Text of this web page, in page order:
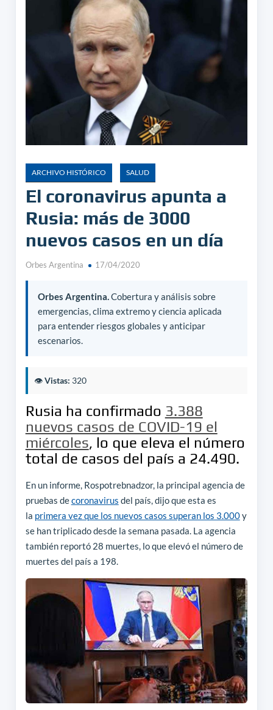
ARCHIVO HISTÓRICO SALUD
El coronavirus apunta a
Rusia: más de 3000
nuevos casos en un día
Orbes Argentina 17/04/2020
Orbes Argentina.Cobertura y análisis sobre
emergencias, clima extremo y ciencia aplicada
para entender riesgos globales y anticipar
escenarios.
👁️Vistas: 320
Rusia ha confirmado 3.388
nuevos casos de COVID-19 el
miércoles, lo que eleva el número
total de casos del país a 24.490.
En un informe, Rospotrebnadzor, la principal agencia de
pruebas decoronavirus del país, dijo que esta es
la primera vez que los nuevos casos superan los 3.000y
se han triplicado desde la semana pasada. La agencia
también reportó 28 muertes, lo que elevó el número de
muertes del país a 198.